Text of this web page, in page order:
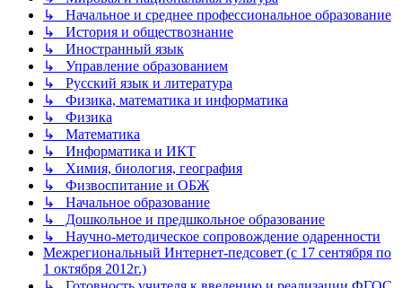
↳ Начальное и среднее профессиональное образование
↳ История и обществознание
↳ Иностранный язык
↳ Управление образованием
↳ Русский язык и литература
↳ Физика, математика и информатика
↳ Физика
↳ Математика
↳ Информатика и ИКТ
↳ Химия, биология, география
↳ Физвоспитание и ОБЖ
↳ Начальное образование
↳ Дошкольное и предшкольное образование
↳ Научно-методическое сопровождение одаренности
Межрегиональный Интернет-педсовет (с 17 сентября по
1 октября 2012г.)